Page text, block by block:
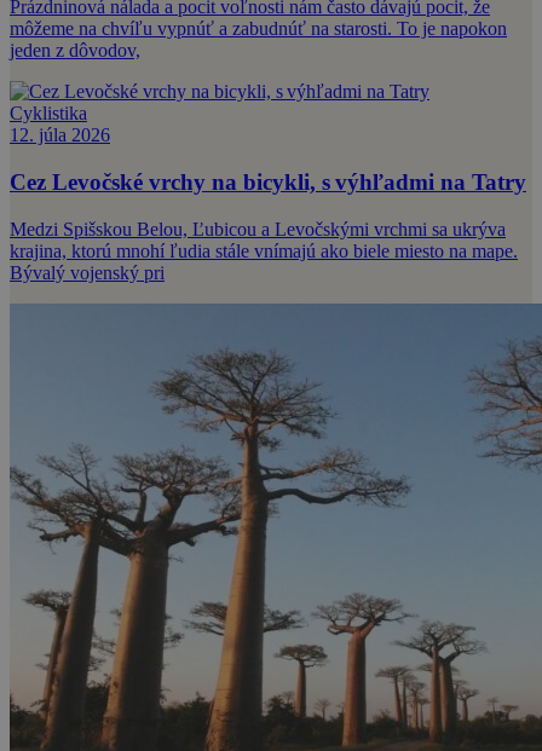
Prázdninová nálada a pocit voľnosti nám často dávajú pocit, že
môžeme na chvíľu vypnúť a zabudnúť na starosti. To je napokon
jeden z dôvodov,
Cyklistika
12. júla 2026
Cez Levočské vrchy na bicykli, s výhľadmi na Tatry
Medzi Spišskou Belou, Ľubicou a Levočskými vrchmi sa ukrýva
krajina, ktorú mnohí ľudia stále vnímajú ako biele miesto na mape.
Bývalý vojenský pri